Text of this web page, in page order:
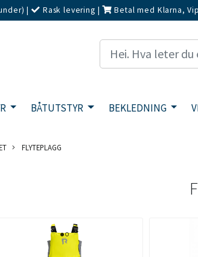
| Rask levering |
Betal med Klarna,
BÅTUTSTYR BEKLEDNING
FLYTEPLAGG